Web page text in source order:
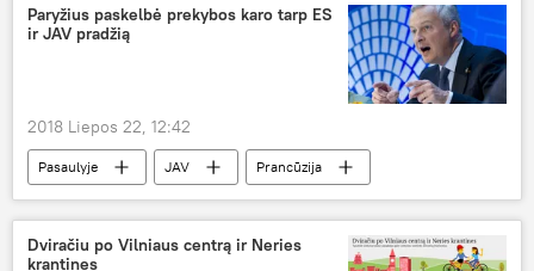
Paryžius paskelbė prekybos karo tarp ES
ir JAV pradžią
2018 Liepos 22, 12:42
Pasaulyje JAV
Prancūzija
Europos Sąjunga (ES)
prekybos karas
tarptautinė prekyba
Dviračiu po Vilniaus centrą ir Neries
krantines